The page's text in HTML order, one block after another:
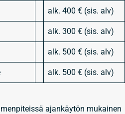
alk. 400 € (sis. alv)
alk. 300 € (sis. alv)
alk. 500 € (sis. alv)
alk. 500 € (sis. alv)
ajankäytön mukainen